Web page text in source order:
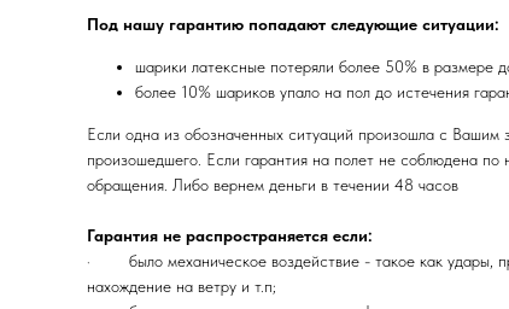
Под нашу гарантию попадают следующие ситуации:
шарики латексные потеряли более 50% в размере
более 10% шариков упало на пол до истечения
Если одна из обозначенных ситуаций произошла с
произошедшего. Если гарантия на полет не соблюдена
обращения. Либо вернем деньги в течении 48 часов
Гарантия не распространяется если:
· было механическое воздействие - такое как удары,
нахождение на ветру и т.п;